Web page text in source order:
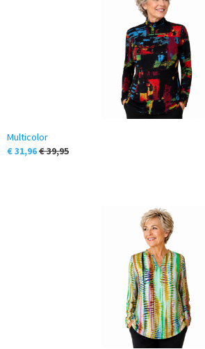
Multicolor
€ 31,96€ 39,95